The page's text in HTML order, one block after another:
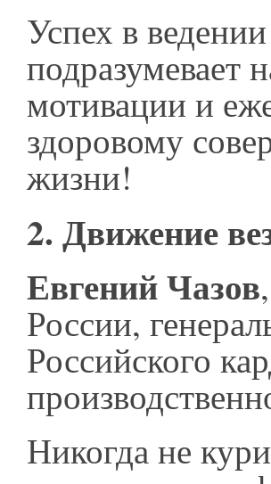
Успех в
подразумевает
мотивации и
здоровому
жизни!
2. Движение
Евгений Чазов
России,
Российского
Никогда не